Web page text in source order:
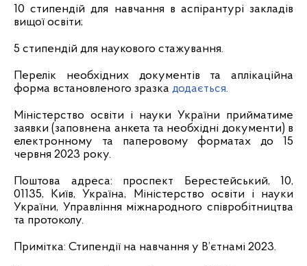
10 стипендій для навчання в аспірантурі закладів
вищої освіти;
5 стипендій для наукового стажування.
Перелік необхідних документів та аплікаційна
форма встановленого зразка додається.
Міністерство освіти і науки України прийматиме
заявки (заповнена анкета та необхідні документи) в
електронному та паперовому форматах до 15
червня 2023 року.
Поштова адреса: проспект Берестейський, 10,
01135, Київ, Україна, Міністерство освіти і науки
України, Управління міжнародного співробітництва
та протоколу.
Примітка: Стипендії на навчання у В’єтнамі 2023.